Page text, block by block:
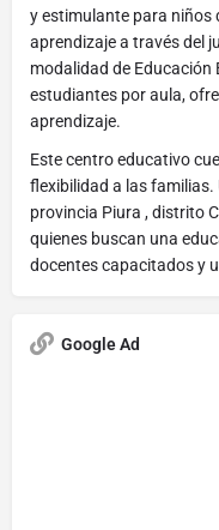
y estimulante para niños
aprendizaje a través del
modalidad de Educación
estudiantes por aula,
aprendizaje.
Este centro educativo
flexibilidad a las familias.
provincia Piura , distrito
quienes buscan una
docentes capacitados y
Google Ad